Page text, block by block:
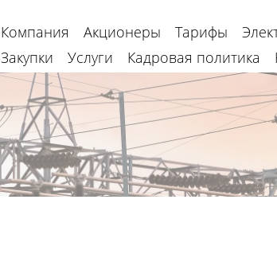
Компания Акционеры Тарифы
Закупки
Услуги Кадровая политика